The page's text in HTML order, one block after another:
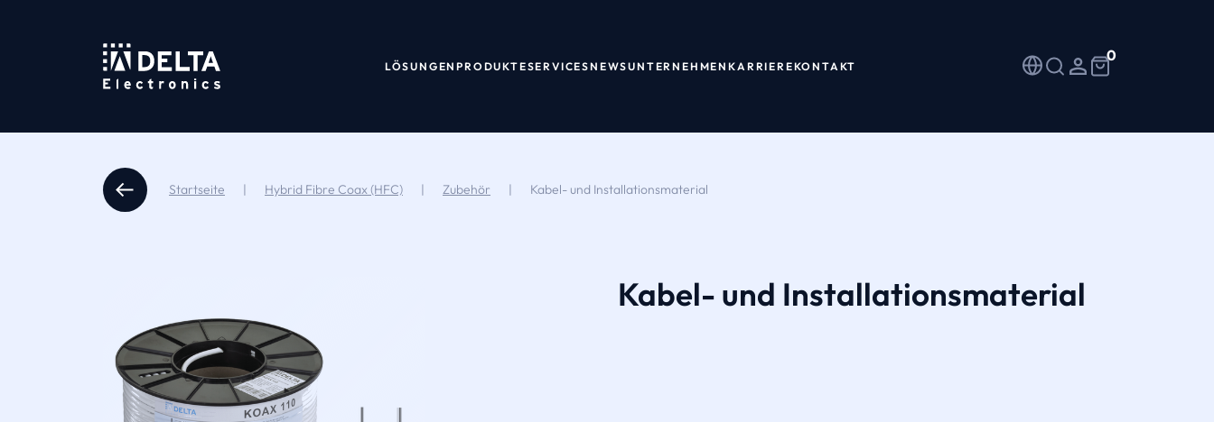
LÖSUNGENPRODUKTESERVICESNEWSUNTERNEHMENKARRIEREKONTAKT
0
Startseite | Hybrid Fibre Coax (HFC) | Zubehör | Kabel- und Installationsmaterial
Kabel- und Installationsmaterial